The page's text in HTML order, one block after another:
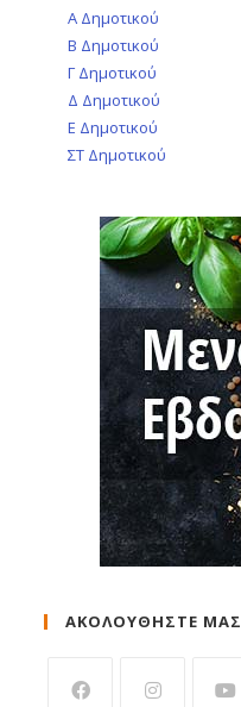
Α Δημοτικού
Β Δημοτικού
Γ Δημοτικού
Δ Δημοτικού
Ε Δημοτικού
ΣΤ Δημοτικού
ΑΚΟΛΟΥΘΗΣΤΕ ΜΑΣ